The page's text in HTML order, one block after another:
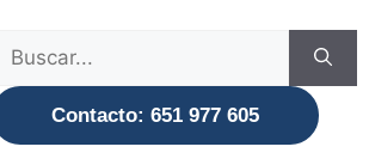
Contacto: 651 977 605